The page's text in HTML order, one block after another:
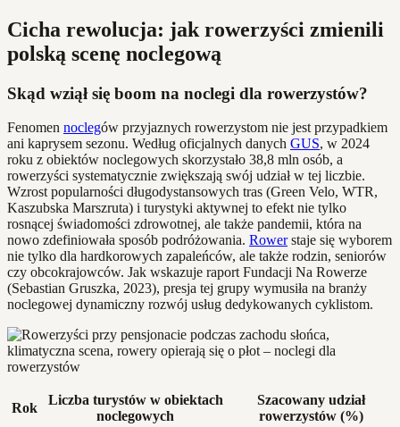
Cicha rewolucja: jak rowerzyści zmienili
polską scenę noclegową
Skąd wziął się boom na noclegi dla rowerzystów?
Fenomen noclegów przyjaznych rowerzystom nie jest przypadkiem
ani kaprysem sezonu. Według oficjalnych danych GUS, w 2024
roku z obiektów noclegowych skorzystało 38,8 mln osób, a
rowerzyści systematycznie zwiększają swój udział w tej liczbie.
Wzrost popularności długodystansowych tras (Green Velo, WTR,
Kaszubska Marszruta) i turystyki aktywnej to efekt nie tylko
rosnącej świadomości zdrowotnej, ale także pandemii, która na
nowo zdefiniowała sposób podróżowania. Rowerstaje się wyborem
nie tylko dla hardkorowych zapaleńców, ale także rodzin, seniorów
czy obcokrajowców. Jak wskazuje raport Fundacji Na Rowerze
(Sebastian Gruszka, 2023), presja tej grupy wymusiła na branży
noclegowej dynamiczny rozwój usług dedykowanych cyklistom.
Rok
Liczba turystów w obiektach
noclegowych
Szacowany udział
rowerzystów (%)